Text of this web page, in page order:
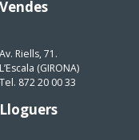
Vendes
Av. Riells, 71.
L’Escala (GIRONA)
Tel. 872 20 00 33
Lloguers